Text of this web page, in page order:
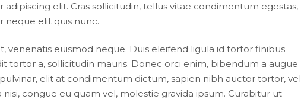
elit. Cras sollicitudin, tellus vitae condimentum egestas,
neque elit quis nunc.
venenatis euismod neque. Duis eleifend ligula id tortor finibus
tortor a, sollicitudin mauris. Donec orci enim, bibendum a augue
elit at condimentum dictum, sapien nibh auctor tortor, vel
congue eu quam vel, molestie gravida ipsum. Curabitur ut